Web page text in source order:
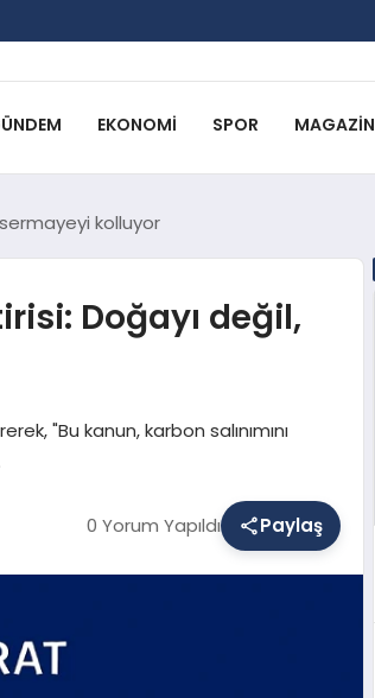
EKONOMI SPOR MAGAZIN
kolluyor
Doğayı değil,
"Bu kanun, karbon salınımını
0 Yorum Yapıldı Paylaş